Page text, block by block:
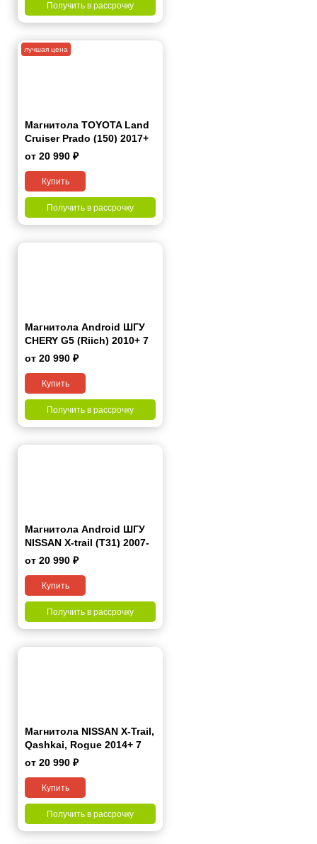
Получить в рассрочку
Магнитола TOYOTA Land
Cruiser Prado (150) 2017+
10 дюймов - 9.1 1/16 Гб
от 20 990 ₽
Купить
Получить в рассрочку
лучшая цена
Магнитола Android ШГУ
CHERY G5 (Riich) 2010+ 7
дюймов - 10.1 2/32 Гб Pro
от 20 990 ₽
Купить
Получить в рассрочку
Магнитола Android ШГУ
NISSAN X-trail (T31) 2007-
2014 10 дюймов - 10.1
от 20 990 ₽
Купить
Получить в рассрочку
Магнитола NISSAN X-Trail,
Qashkai, Rogue 2014+ 7
дюймов - 10.1 2/32 Гб
от 20 990 ₽
Купить
Получить в рассрочку